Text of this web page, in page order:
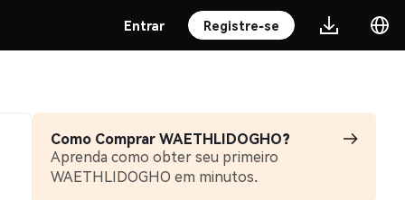
Entrar Registre-se
Como Comprar WAETHLIDOGHO?
Aprenda como obter seu primeiro
WAETHLIDOGHO em minutos.